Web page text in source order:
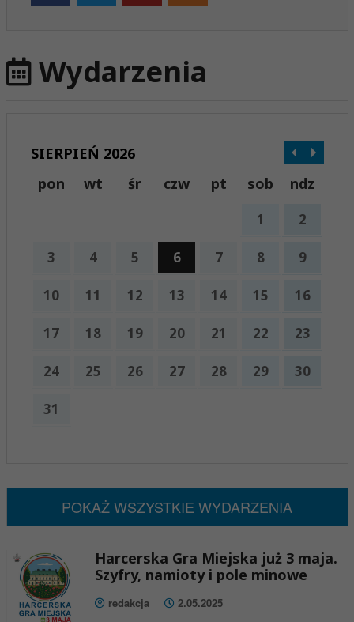
Wydarzenia
SIERPIEŃ 2026
pon
wt śr czw pt sob ndz
1 2
3 4 5 6 7 8 9
10 11 12 13 14 15 16
17 18 19 20 21 22 23
24 25 26 27 28 29 30
31
POKAŻ WSZYSTKIE WYDARZENIA
Harcerska Gra Miejska już 3 maja.
Szyfry, namioty i pole minowe
redakcja 2.05.2025